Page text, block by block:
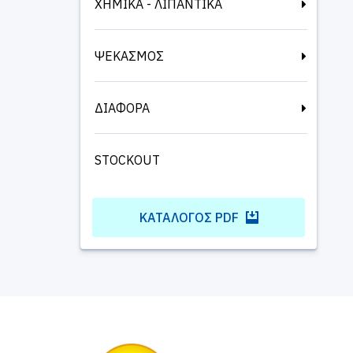
ΧΗΜΙΚΑ - ΛΙΠΑΝΤΙΚΑ
ΨΕΚΑΣΜΟΣ
ΔΙΑΦΟΡΑ
STOCKOUT
ΚΑΤΆΛΟΓΟΣ PDF